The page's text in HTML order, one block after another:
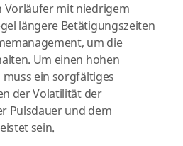
mit niedrigem
längere Betätigungszeiten
um die
Um einen hohen
ein sorgfältiges
der Volatilität der
Pulsdauer und dem
sein.